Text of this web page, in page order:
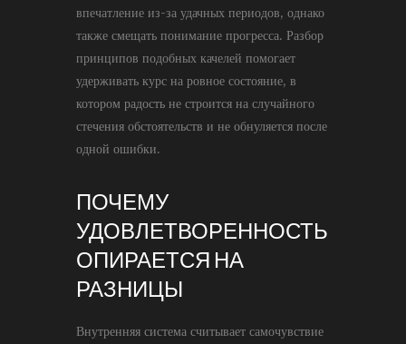
впечатление из-за удачных периодов, однако
также смещать понимание прогресса. Разбор
принципов подобных качелей помогает
удерживать курс на ровное состояние, в
котором радость не строится на случайного
стечения обстоятельств и не обнуляется после
одной ошибки.
ПОЧЕМУ
УДОВЛЕТВОРЕННОСТЬ
ОПИРАЕТСЯ НА
РАЗНИЦЫ
Внутренняя система считывает самочувствие